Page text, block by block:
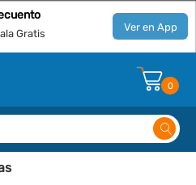
Gratis Ver en App
0